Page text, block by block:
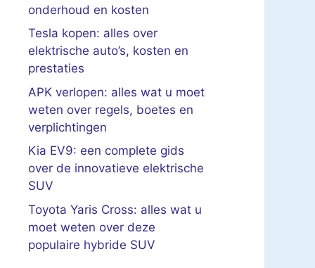
onderhoud en kosten
Tesla kopen: alles over
elektrische auto’s, kosten en
prestaties
APK verlopen: alles wat u moet
weten over regels, boetes en
verplichtingen
Kia EV9: een complete gids
over de innovatieve elektrische
SUV
Toyota Yaris Cross: alles wat u
moet weten over deze
populaire hybride SUV